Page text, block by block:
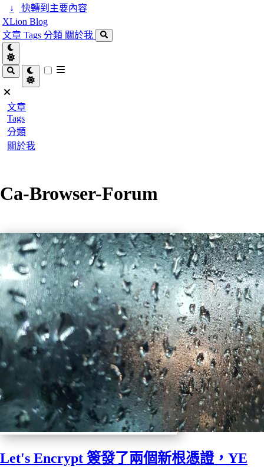
↓
快轉到主要內容
XLion Blog
文章 Tags 分類 關於我
文章
Tags
分類
關於我
Ca-Browser-Forum
Let's Encrypt 簽發了兩個新根憑證，YE